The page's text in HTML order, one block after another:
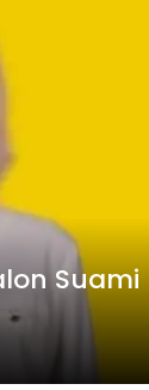
Suami